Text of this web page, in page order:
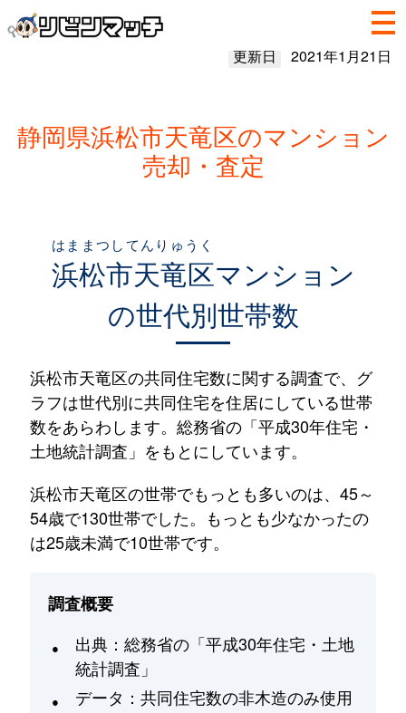
更新日 2021年1月21日
静岡県浜松市天竜区のマンション
売却・査定
浜松市天竜区
はままつしてんりゅうく
マンション
の世代別世帯数
浜松市天竜区の共同住宅数に関する調査で、グ
ラフは世代別に共同住宅を住居にしている世帯
数をあらわします。総務省の「平成30年住宅・
土地統計調査」をもとにしています。
浜松市天竜区の世帯でもっとも多いのは、45～
54歳で130世帯でした。もっとも少なかったの
は25歳未満で10世帯です。
調査概要
出典：総務省の「平成30年住宅・土地
統計調査」
データ：共同住宅数の非木造のみ使用